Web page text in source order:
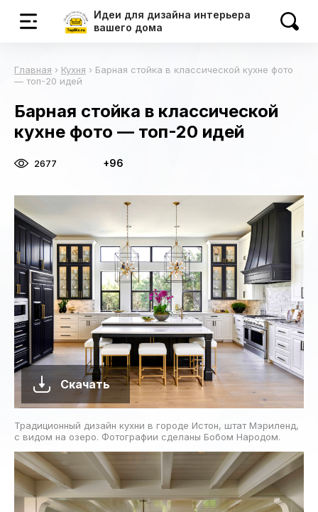
Идеи для дизайна интерьера
вашего дома
Главная › Кухня › Барная стойка в классической кухне фото
— топ-20 идей
Барная стойка в классической
кухне фото — топ-20 идей
2677 +96
Скачать
Традиционный дизайн кухни в городе Истон, штат Мэриленд,
с видом на озеро. Фотографии сделаны Бобом Народом.